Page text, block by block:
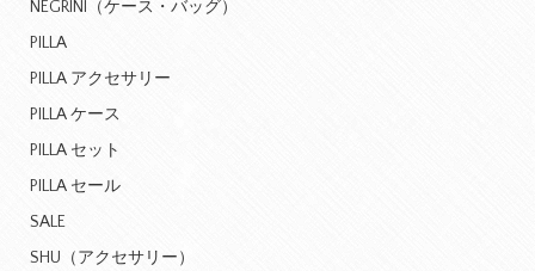
NEGRINI（ケース・バッグ）
PILLA
PILLA アクセサリー
PILLA ケース
PILLA セット
PILLA セール
SALE
SHU（アクセサリー）